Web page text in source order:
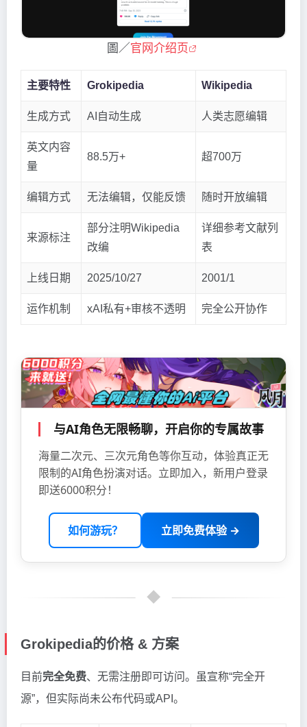
圖／ 官网介绍页
主要特性 Grokipedia Wikipedia
生成方式 AI自动生成 人类志愿编辑
英文内容
量
88.5万+ 超700万
编辑方式 无法编辑，仅能反馈 随时开放编辑
来源标注
部分注明Wikipedia
改编
详细参考文献列
表
上线日期 2025/10/27 2001/1
运作机制 xAI私有+审核不透明 完全公开协作
与AI角色无限畅聊，开启你的专属故事
海量二次元、三次元角色等你互动，体验真正无
限制的AI角色扮演对话。立即加入，新用户登录
即送6000积分！
如何游玩？ 立即免费体验 →
Grokipedia的价格 & 方案
目前完全免费、无需注册即可访问。虽宣称“完全开
源”，但实际尚未公布代码或API。